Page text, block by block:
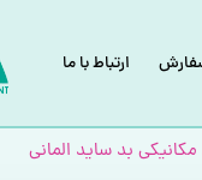
ارتباط با ما
بد ساید المانی